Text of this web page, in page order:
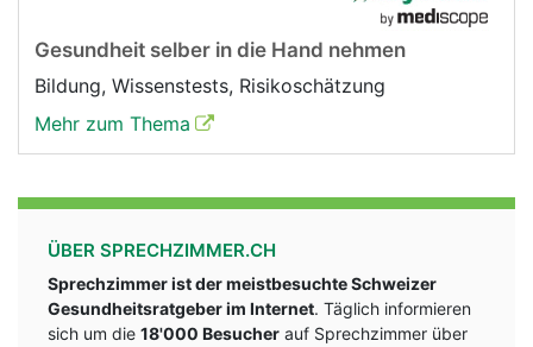
Gesundheit selber in die Hand nehmen
Bildung, Wissenstests, Risikoschätzung
Mehr zum Thema
ÜBER SPRECHZIMMER.CH
Sprechzimmer ist der meistbesuchte Schweizer
Gesundheitsratgeber im Internet. Täglich informieren
sich um die 18'000 Besucher auf Sprechzimmer über